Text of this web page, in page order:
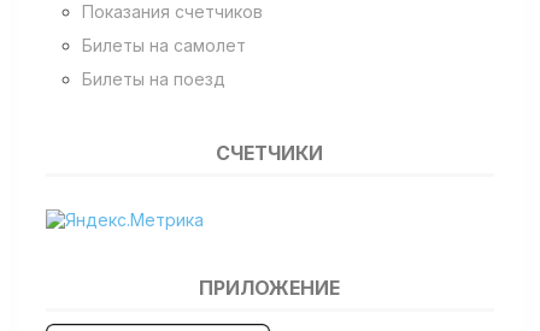
Показания счетчиков
Билеты на самолет
Билеты на поезд
СЧЕТЧИКИ
ПРИЛОЖЕНИЕ